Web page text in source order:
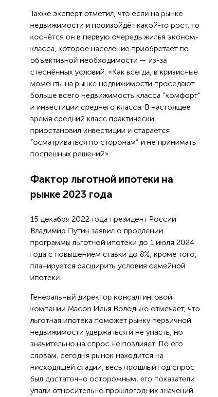
Также эксперт отметил, что если на рынке
недвижимости и произойдёт какой-то рост, то
коснётся он в первую очередь жилья эконом-
класса, которое население приобретает по
объективной необходимости — из-за
стеснённых условий: «Как всегда, в кризисные
моменты на рынке недвижимости проседают
больше всего недвижимость класса “комфорт”
и инвестиции среднего класса. В настоящее
время средний класс практически
приостановил инвестиции и старается
“осматриваться по сторонам” и не принимать
поспешных решений».
Фактор льготной ипотеки на
рынке 2023 года
15 декабря 2022 года президент России
Владимир Путин заявил о продлении
программы льготной ипотеки до 1 июля 2024
года с повышением ставки до 8%, кроме того,
планируется расширить условия семейной
ипотеки.
Генеральный директор консалтинговой
компании Macon Илья Володько отмечает, что
льготная ипотека поможет рынку первичной
недвижимости удержаться и не упасть, но
значительно на спрос не повлияет. По его
словам, сегодня рынок находится на
нисходящей стадии, весь прошлый год спрос
был достаточно осторожным, его показатели
упали относительно прошлогодних значений